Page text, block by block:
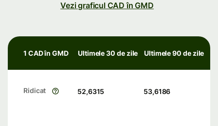
Vezi graficul CAD în GMD
1 CAD în GMD Ultimele 30 de zile Ultimele 90 de zile
Ridicat 52,6315 53,6186